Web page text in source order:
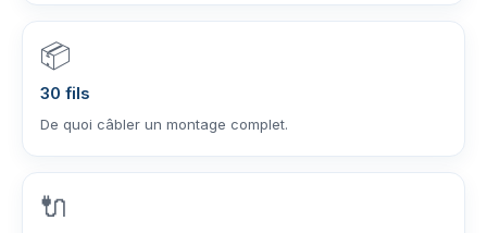
📦
30 fils
De quoi câbler un montage complet.
🔌